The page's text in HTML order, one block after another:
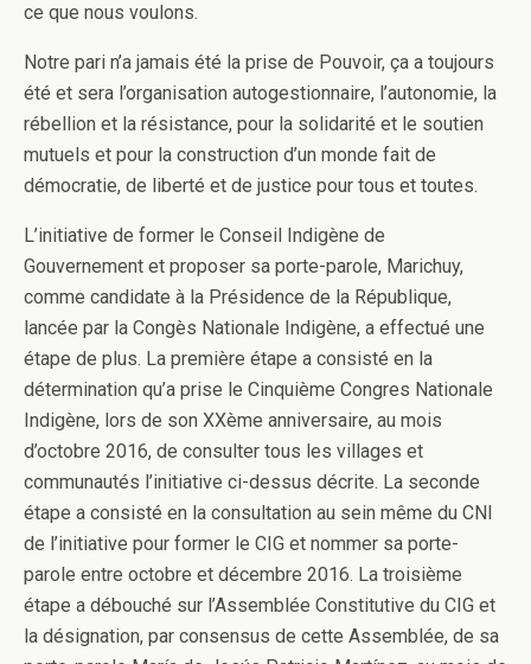
ce que nous voulons.
Notre pari n’a jamais été la prise de Pouvoir, ça a toujours
été et sera l’organisation autogestionnaire, l’autonomie, la
rébellion et la résistance, pour la solidarité et le soutien
mutuels et pour la construction d’un monde fait de
démocratie, de liberté et de justice pour tous et toutes.
L’initiative de former le Conseil Indigène de
Gouvernement et proposer sa porte-parole, Marichuy,
comme candidate à la Présidence de la République,
lancée par la Congès Nationale Indigène, a effectué une
étape de plus. La première étape a consisté en la
détermination qu’a prise le Cinquième Congres Nationale
Indigène, lors de son XXème anniversaire, au mois
d’octobre 2016, de consulter tous les villages et
communautés l’initiative ci-dessus décrite. La seconde
étape a consisté en la consultation au sein même du CNI
de l’initiative pour former le CIG et nommer sa porte-
parole entre octobre et décembre 2016. La troisième
étape a débouché sur l’Assemblée Constitutive du CIG et
la désignation, par consensus de cette Assemblée, de sa